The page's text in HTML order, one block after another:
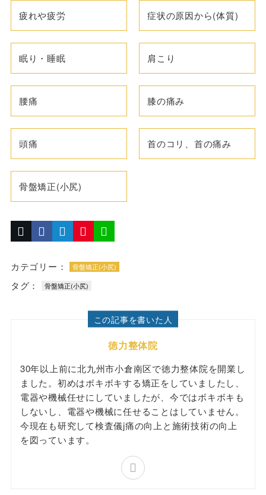
疲れや疲労 症状の原因から(体質)
眠り・睡眠 肩こり
腰痛 膝の痛み
頭痛 首のコリ、首の痛み
骨盤矯正(小尻)
カテゴリー： 骨盤矯正(小尻)
タグ： 骨盤矯正(小尻)
この記事を書いた人
徳力整体院
30年以上前に北九州市小倉南区で徳力整体院を開業し
ました。初めはボキボキする矯正をしていましたし、
電器や機械任せにしていましたが、今ではボキボキも
しないし、電器や機械に任せることはしていません。
今現在も研究して検査儀j痛の向上と施術技術の向上
を図っています。